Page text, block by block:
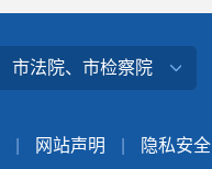
市法院、市检察院
网站声明 隐私安全